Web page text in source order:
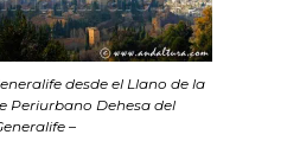
desde el Llano de la
Periurbano Dehesa del
–